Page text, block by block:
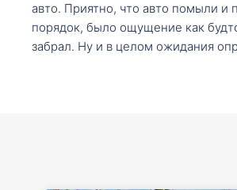
авто. Приятно, что авто помыли и
порядок, было ощущение как
забрал. Ну и в целом ожидания